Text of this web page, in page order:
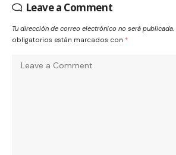
Leave a Comment
Tu dirección de correo electrónico no será publicada.
obligatorios están marcados con *